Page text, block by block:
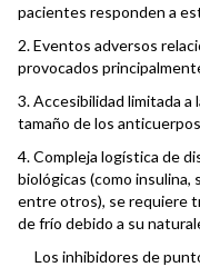
pacientes responden a
2. Eventos adversos
provocados
3. Accesibilidad limitada a
tamaño de los
4. Compleja logística de
biológicas (como
entre otros), se requiere
de frío debido a su
Los inhibidores de